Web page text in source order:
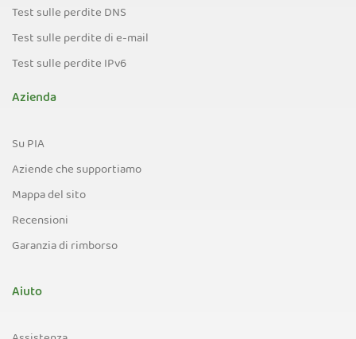
Test sulle perdite DNS
Test sulle perdite di e-mail
Test sulle perdite IPv6
Azienda
Su PIA
Aziende che supportiamo
Mappa del sito
Recensioni
Garanzia di rimborso
Aiuto